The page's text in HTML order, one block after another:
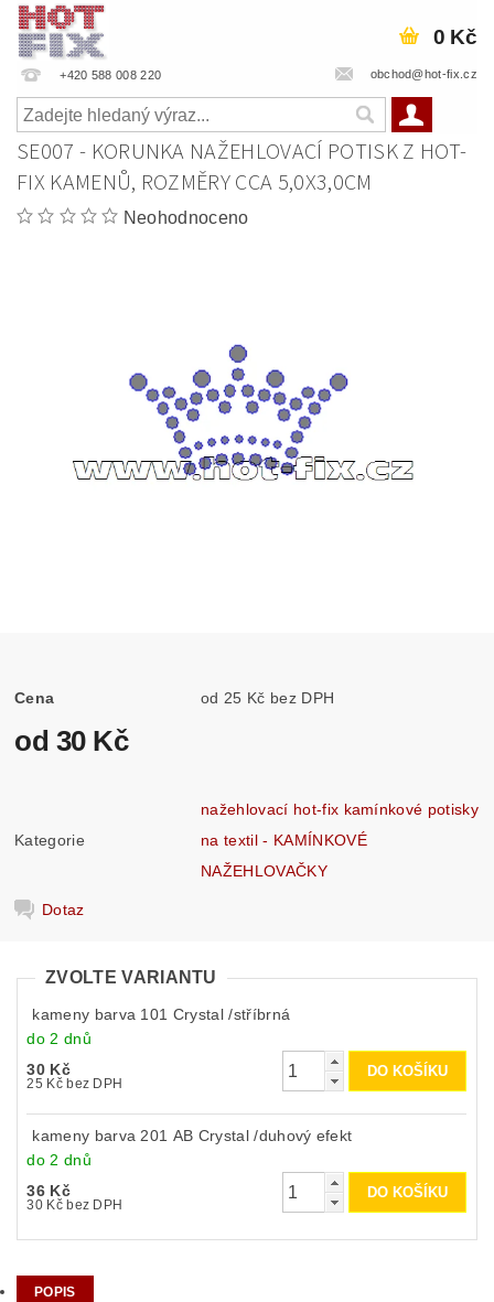
+420 588 008 220 obchod@hot-fix.cz
0 Kč
SE007 - KORUNKA NAŽEHLOVACÍ POTISK Z HOT-
FIX KAMENŮ, ROZMĚRY CCA 5,0X3,0CM
Neohodnoceno
Cena od 25 Kč bez DPH
od 30 Kč
Kategorie
nažehlovací hot-fix kamínkové potisky
na textil - KAMÍNKOVÉ
NAŽEHLOVAČKY
Dotaz
ZVOLTE VARIANTU
kameny barva 101 Crystal /stříbrná
do 2 dnů
30 Kč
25 Kč bez DPH
kameny barva 201 AB Crystal /duhový efekt
do 2 dnů
36 Kč
30 Kč bez DPH
POPIS